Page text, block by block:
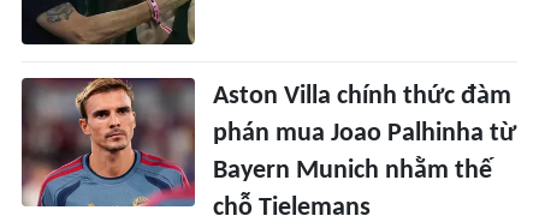
Aston Villa chính thức đàm
phán mua Joao Palhinha từ
Bayern Munich nhằm thế
chỗ Tielemans